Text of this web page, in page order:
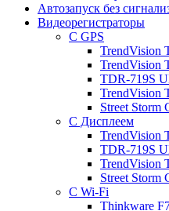
Автозапуск без
Видеорегистраторы
С GPS
TrendVision
TrendVision
TDR-719S
TrendVision
Street Storm
С Дисплеем
TrendVision
TDR-719S
TrendVision
Street Storm
С Wi-Fi
Thinkware